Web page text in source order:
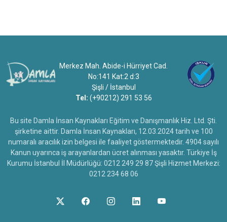
Merkez Mah. Abide-i Hürriyet Cad.
No:141 Kat:2 d:3
Şişli / İstanbul
Tel: (+90212) 291 53 56
Bu site Damla İnsan Kaynakları Eğitim ve Danışmanlık Hiz. Ltd. Şti.
şirketine aittir. Damla İnsan Kaynakları, 12.03.2024 tarih ve 100
numaralı aracılık izin belgesi ile faaliyet göstermektedir. 4904 sayılı
Kanun uyarınca iş arayanlardan ücret alınması yasaktır. Türkiye İş
Kurumu İstanbul İl Müdürlüğü: 0212 249 29 87 Şişli Hizmet Merkezi:
0212 234 68 06